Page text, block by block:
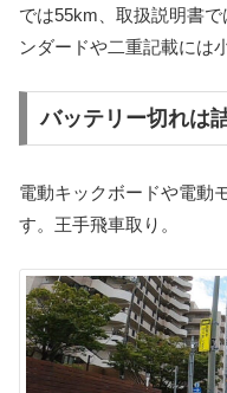
では55km、取扱説明書
ンダードや二重記載には
バッテリー切れは
電動キックボードや電動
す。王手飛車取り。